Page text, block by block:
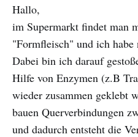
Hallo,
im Supermarkt findet man
"Formfleisch" und ich habe
Dabei bin ich darauf
Hilfe von Enzymen (z.B
wieder zusammen geklebt
bauen Querverbindungen
und dadurch entsteht die